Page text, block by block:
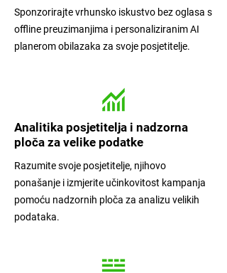
Sponzorirajte vrhunsko iskustvo bez oglasa s
offline preuzimanjima i personaliziranim AI
planerom obilazaka za svoje posjetitelje.
Analitika posjetitelja i nadzorna
ploča za velike podatke
Razumite svoje posjetitelje, njihovo
ponašanje i izmjerite učinkovitost kampanja
pomoću nadzornih ploča za analizu velikih
podataka.